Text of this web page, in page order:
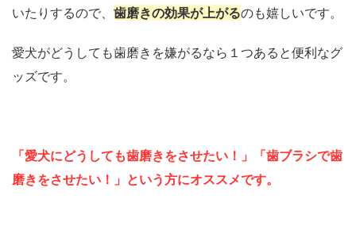
いたりするので、 歯磨きの効果が上がるのも嬉しいです。
愛犬がどうしても歯磨きを嫌がるなら１つあると便利なグ
ッズです。
「愛犬にどうしても歯磨きをさせたい！」「歯ブラシで歯
磨きをさせたい！」という方にオススメです。